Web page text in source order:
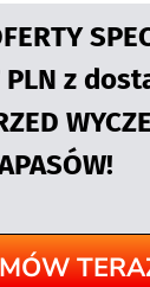
z